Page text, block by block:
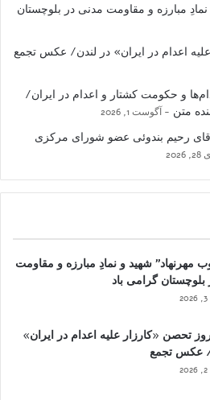
نمادِ مبارزه و مقاومت مدنی در بلوچستان
اعدام در ایران» در لندن/ عکس تجمع
و حکومت کشتار و اعدام در ایران/
متن
آگوست 1, 2026
آقای رحیم بندوئی عضو شورای مرکزی
مهرنهاد” شهید و نمادِ مبارزه و مقاومت
گرامی باد
تحصن «کارزار علیه اعدام در ایران»
عکس تجمع